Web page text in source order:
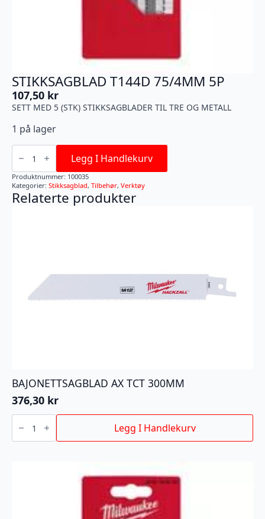
STIKKSAGBLAD T144D 75/4MM 5P
107,50 kr
SETT MED 5 (STK) STIKKSAGBLADER TIL TRE OG METALL
1 på lager
STIKKSAGBLAD
T144D
75/4MM
5P
antall
Legg I Handlekurv
Produktnummer: 100035
Kategorier: Stikksagblad, Tilbehør, Verktøy
Relaterte produkter
BAJONETTSAGBLAD AX TCT 300MM
376,30 kr
BAJONETTSAGBLAD
AX
300MM
Legg I Handlekurv